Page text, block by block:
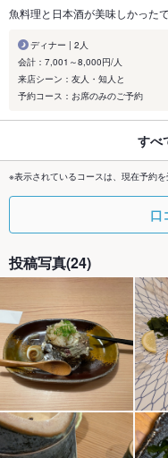
魚料理と日本酒が美味しかった
ディナー | 2人
会計：7,001～8,000円/人
来店シーン：友人・知人と
予約コース：お席のみのご予約
すべ
※表示されているコースは、現在予約を
口
投稿写真(24)